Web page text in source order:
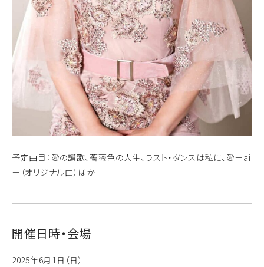
予定曲目：愛の讃歌、薔薇色の人生、ラスト・ダンスは私に、愛－ai
－（オリジナル曲）ほか
開催日時・会場
2025年6月1日（日）